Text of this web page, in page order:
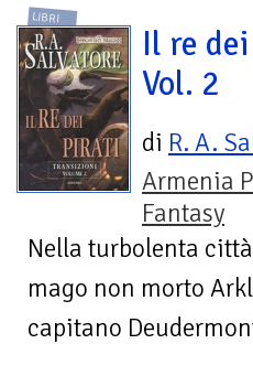
LIBRI
Il re
Vol. 2
di R. A.
Armenia
Fantasy
Nella turbolenta
mago non morto
capitano